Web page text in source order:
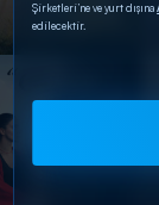
Şirketleri’ne ve yurt dışına
edilecektir.